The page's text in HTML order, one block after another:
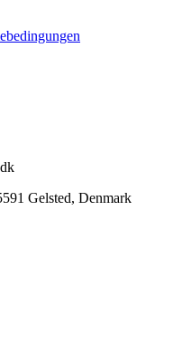
Gelsted, Denmark